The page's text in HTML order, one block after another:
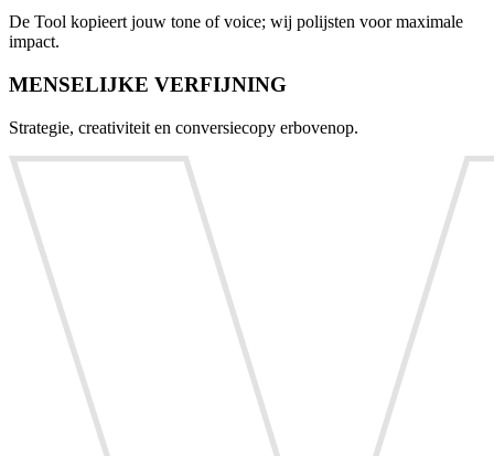
De Tool kopieert jouw tone of voice; wij polijsten voor maximale
impact.
MENSELIJKE VERFIJNING
Strategie, creativiteit en conversiecopy erbovenop.